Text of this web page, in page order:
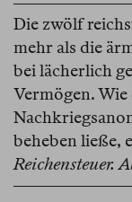
Die zwölf
mehr als die
bei lächerlich
Vermögen. Wie
beheben ließe,
Reichensteuer.